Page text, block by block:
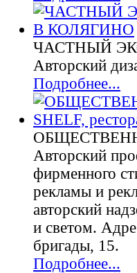
ЧАСТНЫЙ
Авторский
Подробнее...
Авторский
фирменного
рекламы и
авторский
и светом.
бригады, 15.
Подробнее...